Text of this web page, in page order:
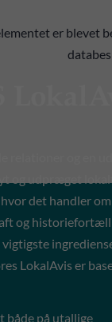
er blevet
det handler
og
vigtigste
LokalAvis er
både på utallige